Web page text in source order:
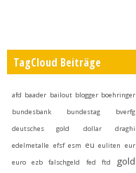
TagCloud Beiträge
afd baader bailout blogger boehringer
bundesbank
bundestag
bverfg
deutsches gold
dollar
draghi
edelmetalle efsf esm eu euliten eur
euro
ezb falschgeld fed ftd gold